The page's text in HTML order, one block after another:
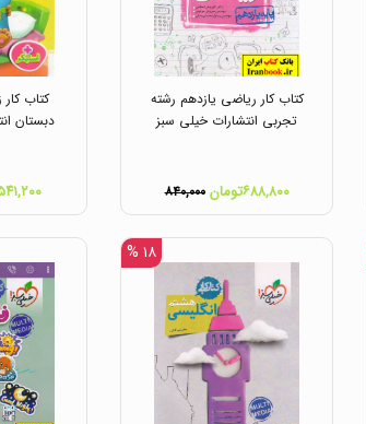
کتاب کار ریاضی یازدهم رشته
تجربی انتشارات خیلی سبز
۶۸۸,۸۰۰تومان ۸۴۰,۰۰۰
کتاب
دبستان
۱۸ %